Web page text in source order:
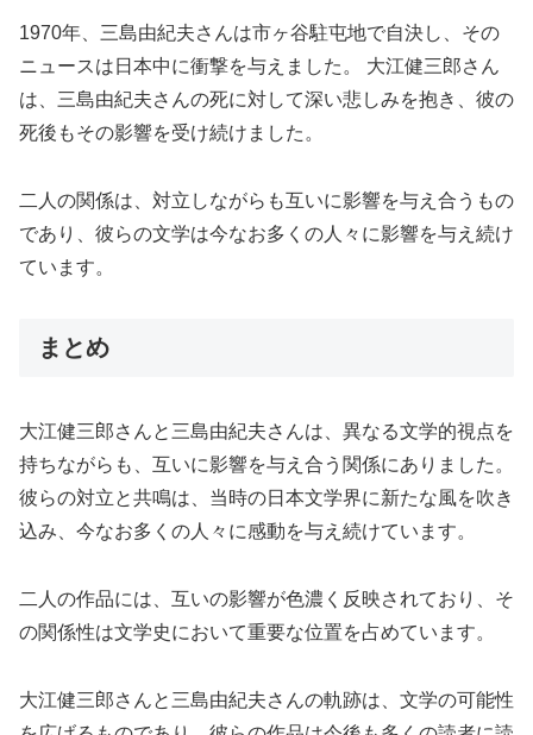
1970年、三島由紀夫さんは市ヶ谷駐屯地で自決し、その
ニュースは日本中に衝撃を与えました。 大江健三郎さん
は、三島由紀夫さんの死に対して深い悲しみを抱き、彼の
死後もその影響を受け続けました。
二人の関係は、対立しながらも互いに影響を与え合うもの
であり、彼らの文学は今なお多くの人々に影響を与え続け
ています。
まとめ
大江健三郎さんと三島由紀夫さんは、異なる文学的視点を
持ちながらも、互いに影響を与え合う関係にありました。
彼らの対立と共鳴は、当時の日本文学界に新たな風を吹き
込み、今なお多くの人々に感動を与え続けています。
二人の作品には、互いの影響が色濃く反映されており、そ
の関係性は文学史において重要な位置を占めています。
大江健三郎さんと三島由紀夫さんの軌跡は、文学の可能性